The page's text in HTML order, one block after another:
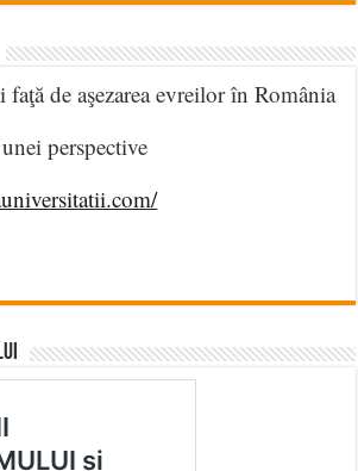
de aşezarea evreilor în România
perspective